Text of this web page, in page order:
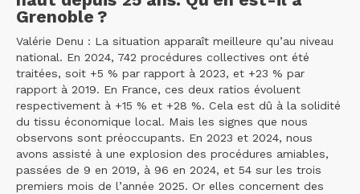
Grenoble ?
Valérie Denu : La situation apparaît meilleure qu’au niveau
national. En 2024, 742 procédures collectives ont été
traitées, soit +5 % par rapport à 2023, et +23 % par
rapport à 2019. En France, ces deux ratios évoluent
respectivement à +15 % et +28 %. Cela est dû à la solidité
du tissu économique local. Mais les signes que nous
observons sont préoccupants. En 2023 et 2024, nous
avons assisté à une explosion des procédures amiables,
passées de 9 en 2019, à 96 en 2024, et 54 sur les trois
premiers mois de l’année 2025. Or elles concernent des